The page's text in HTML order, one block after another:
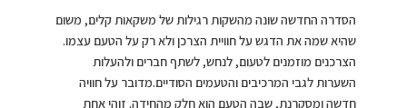
הסדרה החדשה שונה מהשקות רגילות של משקאות קלים, משום
שהיא שמה את הדגש על חוויית הצרכן ולא רק על הטעם עצמו.
הצרכנים מוזמנים לטעום, לנחש, לשתף חברים ולהעלות
השערות לגבי המרכיבים והטעמים הסודיים.מדובר על חוויה
חדשה ומסקרנת, שבה הטעם הוא חלק מהחידה. זוהי אחת